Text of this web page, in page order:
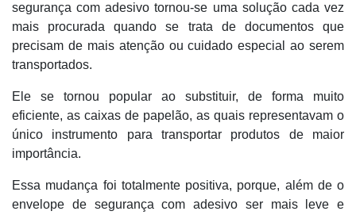
segurança com adesivo tornou-se uma solução cada vez
mais procurada quando se trata de documentos que
precisam de mais atenção ou cuidado especial ao serem
transportados.
Ele se tornou popular ao substituir, de forma muito
eficiente, as caixas de papelão, as quais representavam o
único instrumento para transportar produtos de maior
importância.
Essa mudança foi totalmente positiva, porque, além de o
envelope de segurança com adesivo ser mais leve e